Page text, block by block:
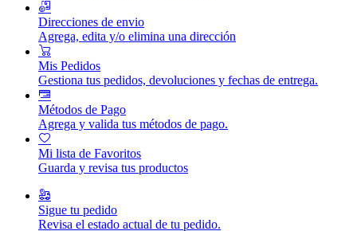
Direcciones de envio
Agrega, edita y/o elimina una dirección
Mis Pedidos
Gestiona tus pedidos, devoluciones y fechas de entrega.
Métodos de Pago
Agrega y valida tus métodos de pago.
Mi lista de Favoritos
Guarda y revisa tus productos
Sigue tu pedido
Revisa el estado actual de tu pedido.